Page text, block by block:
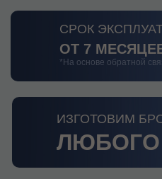
СРОК
ИЗГОТОВИМ
ЛЮБОГО
ОТ 7
*На основе обратной